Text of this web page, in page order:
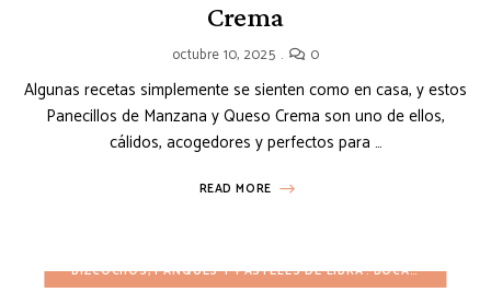
Crema
octubre 10, 2025 0
Algunas recetas simplemente se sienten como en casa, y estos
Panecillos de Manzana y Queso Crema son uno de ellos,
cálidos, acogedores y perfectos para …
READ MORE
BIZCOCHOS, PANQUÉS Y PASTELES DE LIBRA BOCADILLOS